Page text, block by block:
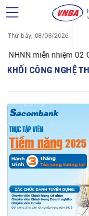
Thứ bảy, 08/08/2026
NHNN miễn nhiệm 02
KHỐI CÔNG NGHỆ